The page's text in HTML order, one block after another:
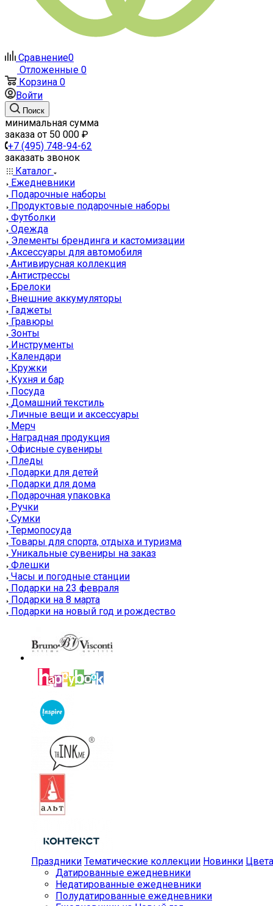
Сравнение0
Отложенные 0
Корзина 0
Войти
Поиск
минимальная сумма
заказа от 50 000 ₽
+7 (495) 748-94-62
заказать звонок
Каталог
Ежедневники
Подарочные наборы
Продуктовые подарочные наборы
Футболки
Одежда
Элементы брендинга и кастомизации
Аксессуары для автомобиля
Антивирусная коллекция
Антистрессы
Брелоки
Внешние аккумуляторы
Гаджеты
Гравюры
Зонты
Инструменты
Календари
Кружки
Кухня и бар
Посуда
Домашний текстиль
Личные вещи и аксессуары
Мерч
Наградная продукция
Офисные сувениры
Пледы
Подарки для детей
Подарки для дома
Подарочная упаковка
Ручки
Сумки
Термопосуда
Товары для спорта, отдыха и туризма
Уникальные сувениры на заказ
Флешки
Часы и погодные станции
Подарки на 23 февраля
Подарки на 8 марта
Подарки на новый год и рождество
Праздники Тематические коллекции Новинки Цвета
Датированные ежедневники
Недатированные ежедневники
Полудатированные ежедневники